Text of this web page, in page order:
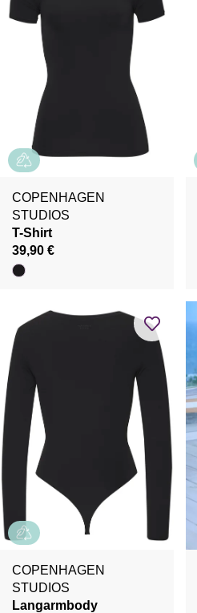
COPENHAGEN
STUDIOS
T-Shirt
39,90 €
COPENHAGEN
STUDIOS
Langarmbody